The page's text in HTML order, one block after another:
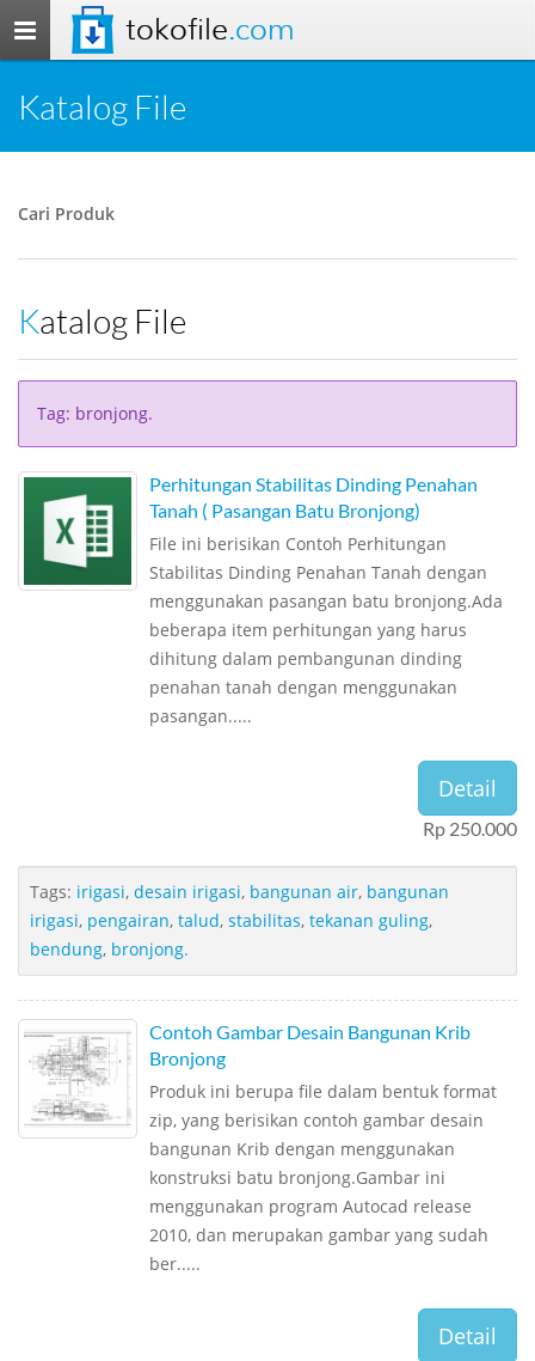
Toggle
navigation
tokofile.com
Katalog File
Cari Produk
Katalog File
Tag: bronjong.
Perhitungan Stabilitas Dinding Penahan
Tanah ( Pasangan Batu Bronjong)
File ini berisikan Contoh Perhitungan
Stabilitas Dinding Penahan Tanah dengan
menggunakan pasangan batu bronjong.Ada
beberapa item perhitungan yang harus
dihitung dalam pembangunan dinding
penahan tanah dengan menggunakan
pasangan.....
Detail
Rp 250.000
Tags: irigasi, desain irigasi, bangunan air, bangunan
irigasi, pengairan, talud, stabilitas, tekanan guling,
bendung, bronjong.
Contoh Gambar Desain Bangunan Krib
Bronjong
Produk ini berupa file dalam bentuk format
zip, yang berisikan contoh gambar desain
bangunan Krib dengan menggunakan
konstruksi batu bronjong.Gambar ini
menggunakan program Autocad release
2010, dan merupakan gambar yang sudah
ber.....
Detail